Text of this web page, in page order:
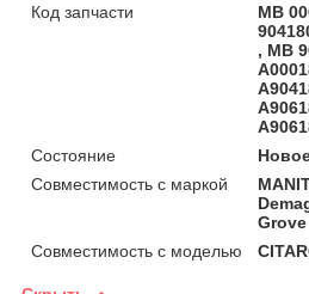
Код запчасти
MB
, MB
Состояние
Совместимость с маркой
Grove
Совместимость с моделью